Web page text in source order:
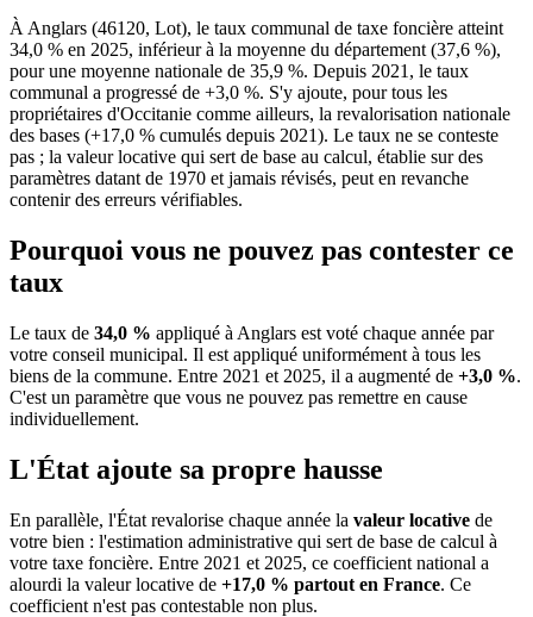
À Anglars (46120, Lot), le taux communal de taxe foncière atteint
34,0 % en 2025, inférieur à la moyenne du département (37,6 %),
pour une moyenne nationale de 35,9 %. Depuis 2021, le taux
communal a progressé de +3,0 %. S'y ajoute, pour tous les
propriétaires d'Occitanie comme ailleurs, la revalorisation nationale
des bases (+17,0 % cumulés depuis 2021). Le taux ne se conteste
pas ; la valeur locative qui sert de base au calcul, établie sur des
paramètres datant de 1970 et jamais révisés, peut en revanche
contenir des erreurs vérifiables.
Pourquoi vous ne pouvez pas contester ce
taux
Le taux de 34,0 % appliqué à Anglars est voté chaque année par
votre conseil municipal. Il est appliqué uniformément à tous les
biens de la commune. Entre 2021 et 2025, il a augmenté de +3,0 %.
C'est un paramètre que vous ne pouvez pas remettre en cause
individuellement.
L'État ajoute sa propre hausse
En parallèle, l'État revalorise chaque année la valeur locative de
votre bien : l'estimation administrative qui sert de base de calcul à
votre taxe foncière. Entre 2021 et 2025, ce coefficient national a
alourdi la valeur locative de +17,0 % partout en France. Ce
coefficient n'est pas contestable non plus.